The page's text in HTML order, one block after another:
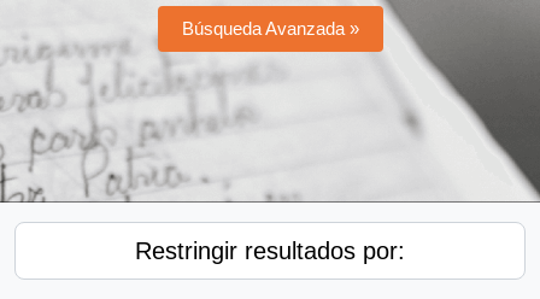
Búsqueda Avanzada »
Restringir resultados por: